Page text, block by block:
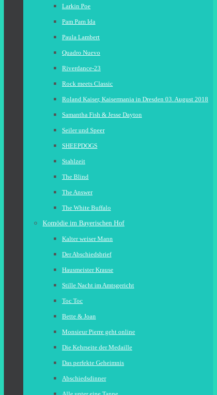
Larkin Poe
Pam Pam Ida
Paula Lambert
Quadro Nuevo
Riverdance-23
Rock meets Classic
Roland Kaiser, Kaisermania in Dresden 03. August 2018
Samantha Fish & Jesse Dayton
Seiler und Speer
SHEEPDOGS
Stahlzeit
The Blind
The Answer
The White Buffalo
Komödie im Bayerischen Hof
Kalter weiser Mann
Der Abschiedsbrief
Hausmeister Krause
Stille Nacht im Amtsgericht
Toc Toc
Bette & Joan
Monsieur Pierre geht online
Die Kehrseite der Medaille
Das perfekte Geheimnis
Abschiedsdinner